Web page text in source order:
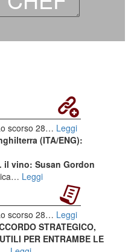
scorso 28… Leggi
(ITA/ENG):
il vino: Susan Gordon
Leggi
scorso 28… Leggi
STRATEGICO,
PER ENTRAMBE LE